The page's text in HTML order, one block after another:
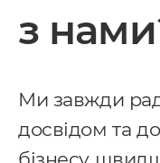
з
Ми завжди
досвідом та